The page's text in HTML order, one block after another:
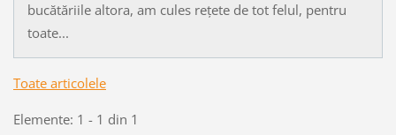
bucătăriile altora, am cules rețete de tot felul, pentru
toate...
Toate articolele
Elemente: 1 - 1 din 1